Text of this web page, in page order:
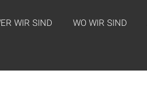
WIR SIND WO WIR SIND